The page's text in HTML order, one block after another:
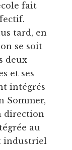
fait
tard, en
se soit
deux
et ses
intégrés
Sommer,
direction
au
industriel